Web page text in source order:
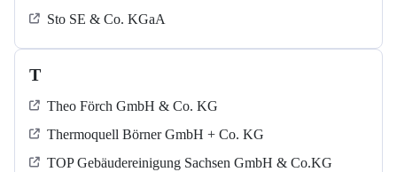
Sto SE & Co. KGaA
T
Theo Förch GmbH & Co. KG
Thermoquell Börner GmbH + Co. KG
TOP Gebäudereinigung Sachsen GmbH & Co.KG